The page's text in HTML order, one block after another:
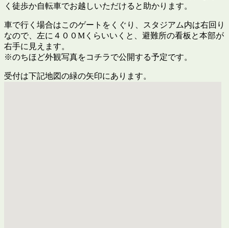
く徒歩か自転車でお越しいただけると助かります。
車で行く場合はこのゲートをくぐり、スタジアム内は右回り
なので、左に４００Mくらいいくと、避難所の看板と本部が
右手に見えます。
※のちほど外観写真をコチラで公開する予定です。
受付は下記地図の緑の矢印にあります。